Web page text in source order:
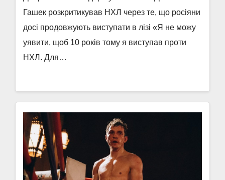
Гашек розкритикував НХЛ через те, що росіяни
досі продовжують виступати в лізі «Я не можу
уявити, щоб 10 років тому я виступав проти
НХЛ. Для…